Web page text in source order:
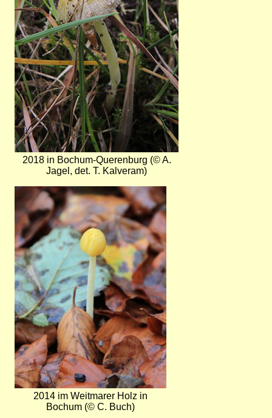
2018 in Bochum-Querenburg (© A.
Jagel, det. T. Kalveram)
Bild
2014 im Weitmarer Holz in
Bochum (© C. Buch)